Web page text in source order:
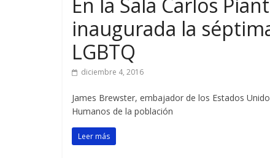
inaugurada la
LGBTQ
diciembre 4, 2016
James Brewster, embajador de los Estados
Humanos de la población
Leer más